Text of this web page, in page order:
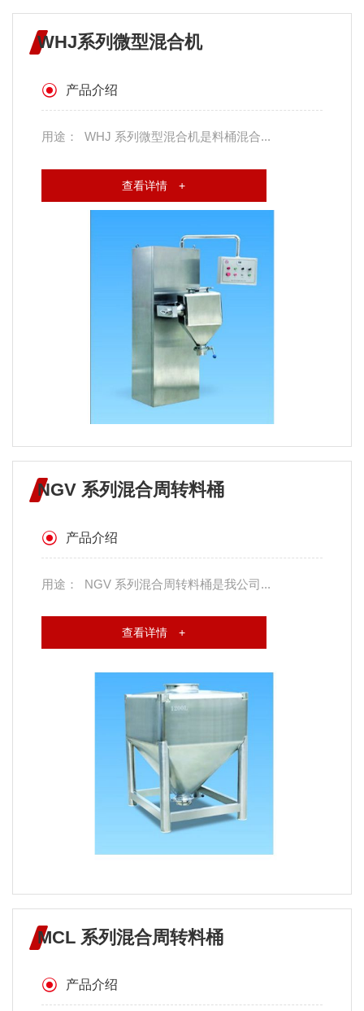
WHJ系列微型混合机
产品介绍
用途： WHJ 系列微型混合机是料桶混合...
查看详情 +
NGV 系列混合周转料桶
产品介绍
用途： NGV 系列混合周转料桶是我公司...
查看详情 +
MCL 系列混合周转料桶
产品介绍